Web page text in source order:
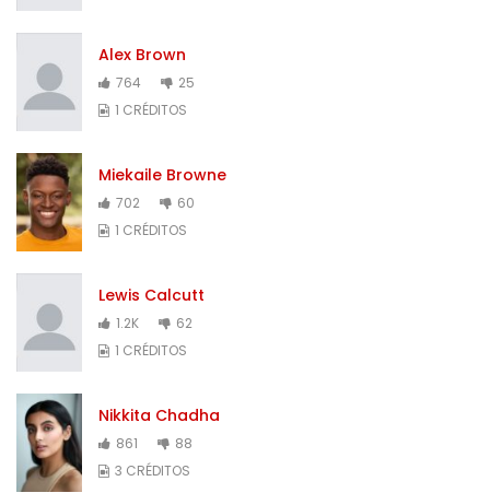
Alex Brown
764
25
1 CRÉDITOS
Miekaile Browne
702
60
1 CRÉDITOS
Lewis Calcutt
1.2K
62
1 CRÉDITOS
Nikkita Chadha
861
88
3 CRÉDITOS